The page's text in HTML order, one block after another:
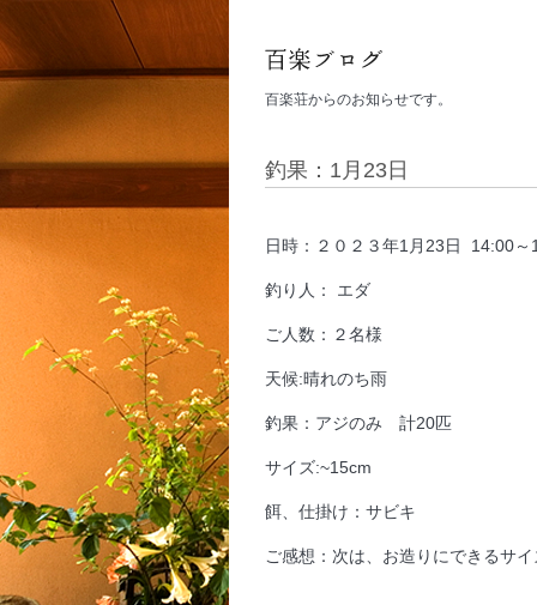
百楽荘からのお知らせです。
釣果：1月23日
日時：２０２３年1月23日 14:00～
釣り人： エダ
ご人数：２名様
天候:晴れのち雨
釣果：アジのみ 計20匹
サイズ:~15cm
餌、仕掛け：サビキ
ご感想：次は、お造りにできるサ